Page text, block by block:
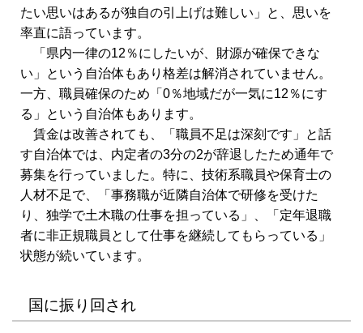
たい思いはあるが独自の引上げは難しい」と、思いを
率直に語っています。
「県内一律の12％にしたいが、財源が確保できな
い」という自治体もあり格差は解消されていません。
一方、職員確保のため「0％地域だが一気に12％にす
る」という自治体もあります。
賃金は改善されても、「職員不足は深刻です」と話
す自治体では、内定者の3分の2が辞退したため通年で
募集を行っていました。特に、技術系職員や保育士の
人材不足で、「事務職が近隣自治体で研修を受けた
り、独学で土木職の仕事を担っている」、「定年退職
者に非正規職員として仕事を継続してもらっている」
状態が続いています。
国に振り回され